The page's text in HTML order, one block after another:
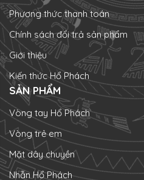
Phương thức thanh toán
Chính sách đổi trả sản phẩm
Giới thiệu
Kiến thức Hổ Phách
SẢN PHẨM
Vòng tay Hổ Phách
Vòng trẻ em
Mặt dây chuyền
Nhẫn Hổ Phách